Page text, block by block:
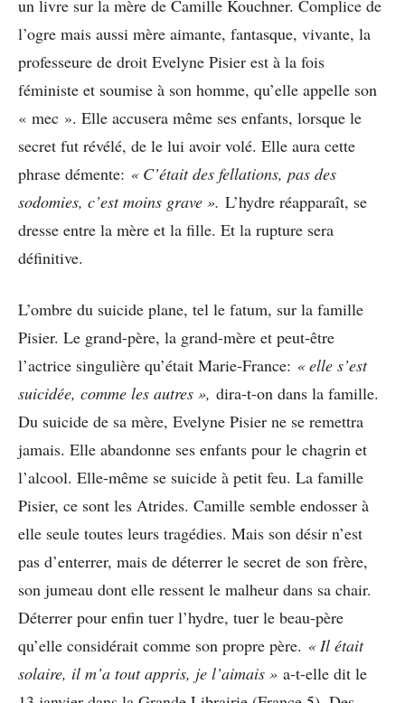
un livre sur la mère de Camille Kouchner. Complice de
l’ogre mais aussi mère aimante, fantasque, vivante, la
professeure de droit Evelyne Pisier est à la fois
féministe et soumise à son homme, qu’elle appelle son
« mec ». Elle accusera même ses enfants, lorsque le
secret fut révélé, de le lui avoir volé. Elle aura cette
phrase démente: « C’était des fellations, pas des
sodomies, c’est moins grave ». L’hydre réapparaît, se
dresse entre la mère et la fille. Et la rupture sera
définitive.
L’ombre du suicide plane, tel le fatum, sur la famille
Pisier. Le grand-père, la grand-mère et peut-être
l’actrice singulière qu’était Marie-France: « elle s’est
suicidée, comme les autres », dira-t-on dans la famille.
Du suicide de sa mère, Evelyne Pisier ne se remettra
jamais. Elle abandonne ses enfants pour le chagrin et
l’alcool. Elle-même se suicide à petit feu. La famille
Pisier, ce sont les Atrides. Camille semble endosser à
elle seule toutes leurs tragédies. Mais son désir n’est
pas d’enterrer, mais de déterrer le secret de son frère,
son jumeau dont elle ressent le malheur dans sa chair.
Déterrer pour enfin tuer l’hydre, tuer le beau-père
qu’elle considérait comme son propre père. « Il était
solaire, il m’a tout appris, je l’aimais » a-t-elle dit le